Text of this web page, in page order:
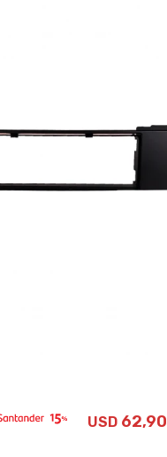
USD 62,90